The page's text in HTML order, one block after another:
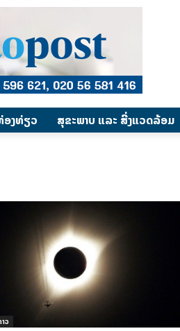
ອງທ່ຽວ ສຸຂະພາບ ແລະ ສີ່ງແວດລ້ອມ
ວ